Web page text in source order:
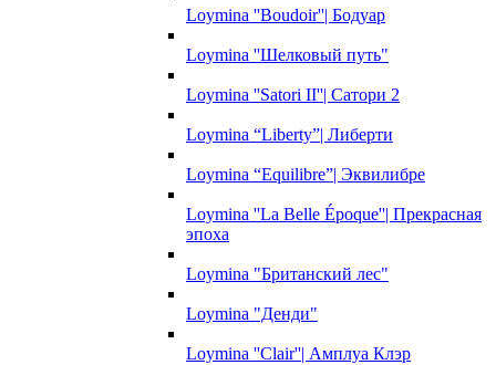
Loymina ''Boudoir''| Бодуар
Loymina ''Шелковый путь"
Loymina ''Satori II''| Сатори 2
Loymina “Liberty”| Либерти
Loymina “Equilibre”| Эквилибре
Loymina ''La Belle Époque''| Прекрасная
эпоха
Loymina "Британский лес"
Loymina "Денди"
Loymina ''Clair''| Амплуа Клэр